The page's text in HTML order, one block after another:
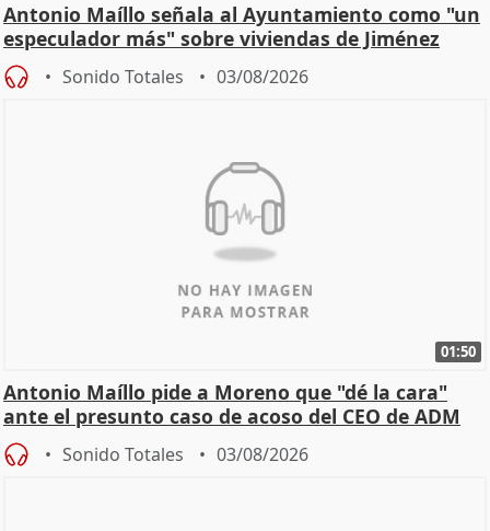
Antonio Maíllo señala al Ayuntamiento como "un
especulador más" sobre viviendas de Jiménez
Becerril
Sonido Totales 03/08/2026
01:50
Antonio Maíllo pide a Moreno que "dé la cara"
ante el presunto caso de acoso del CEO de ADM
Sonido Totales 03/08/2026